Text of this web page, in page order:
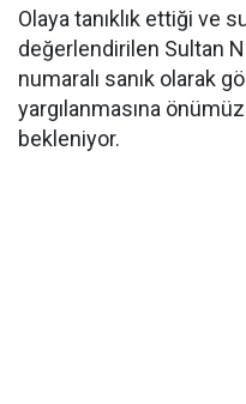
Olaya tanıklık ettiği ve
değerlendirilen Sultan
numaralı sanık olarak
yargılanmasına
bekleniyor.